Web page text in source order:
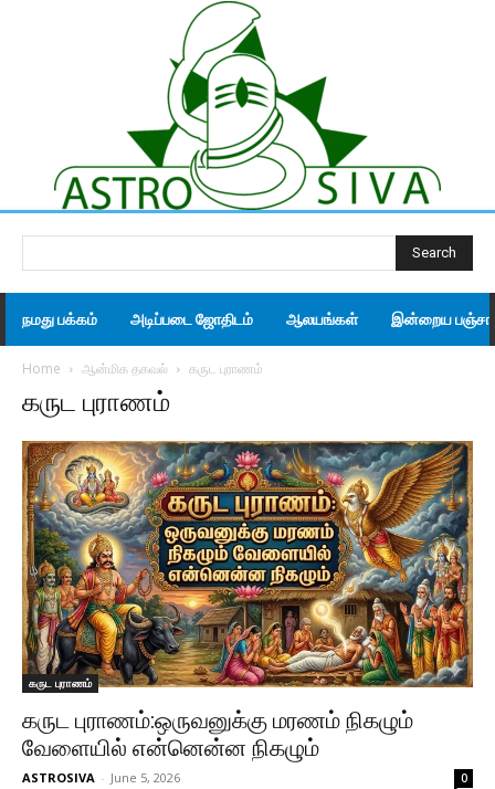
Search
நமது பக்கம் அடிப்படை ஜோதிடம் ஆலயங்கள் இன்றைய
Home ஆன்மிக தகவல் கருட புராணம்
கருட புராணம்
கருட புராணம்
கருட புராணம்:ஒருவனுக்கு மரணம் நிகழும்
வேளையில் என்னென்ன நிகழும்
ASTROSIVA - June 5, 2026 0